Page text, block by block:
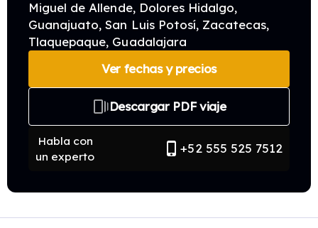
Miguel de Allende, Dolores Hidalgo,
Guanajuato, San Luis Potosí, Zacatecas,
Tlaquepaque, Guadalajara
Ver fechas y precios
web_storiesDescargar PDF viaje
Habla con
un experto
phone_iphone+52 555 525 7512